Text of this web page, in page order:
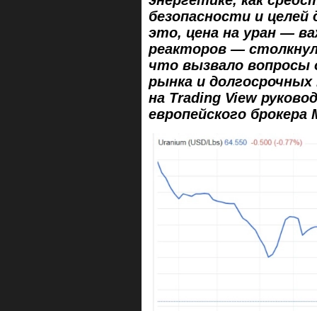
безопасности и целей
это, цена на уран —
реакторов —
что вызвало
рынка и
на Тrading View
европейского брокера